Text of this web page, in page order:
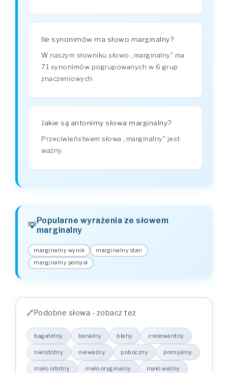
Ile synonimów ma słowo marginalny?
W naszym słowniku słowo „marginalny" ma
71 synonimów pogrupowanych w 6 grup
znaczeniowych.
Jakie są antonimy słowa marginalny?
Przeciwieństwem słowa „marginalny" jest:
ważny.
Popularne wyrażenia ze słowem
marginalny
marginalny wynik
marginalny stan
marginalny pomysł
Podobne słowa - zobacz też
bagatelny banalny błahy irrelewantny
nieistotny nieważny poboczny pomijalny
mało istotny mało oryginalny mało ważny